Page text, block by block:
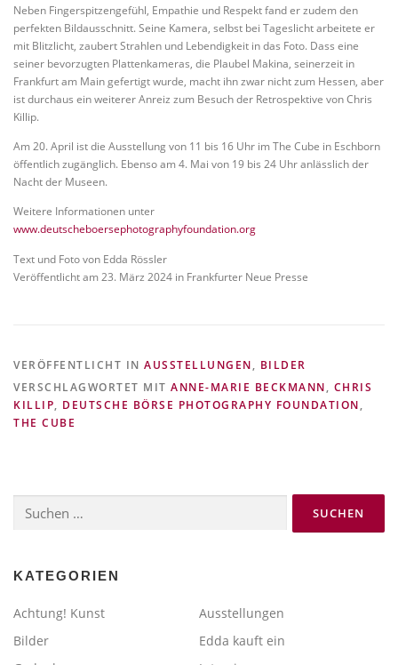
Neben Fingerspitzengefühl, Empathie und Respekt fand er zudem den
perfekten Bildausschnitt. Seine Kamera, selbst bei Tageslicht arbeitete er
mit Blitzlicht, zaubert Strahlen und Lebendigkeit in das Foto. Dass eine
seiner bevorzugten Plattenkameras, die Plaubel Makina, seinerzeit in
Frankfurt am Main gefertigt wurde, macht ihn zwar nicht zum Hessen, aber
ist durchaus ein weiterer Anreiz zum Besuch der Retrospektive von Chris
Killip.
Am 20. April ist die Ausstellung von 11 bis 16 Uhr im The Cube in Eschborn
öffentlich zugänglich. Ebenso am 4. Mai von 19 bis 24 Uhr anlässlich der
Nacht der Museen.
Weitere Informationen unter
www.deutscheboersephotographyfoundation.org
Text und Foto von Edda Rössler
Veröffentlicht am 23. März 2024 in Frankfurter Neue Presse
VERÖFFENTLICHT IN AUSSTELLUNGEN, BILDER
VERSCHLAGWORTET MIT ANNE-MARIE BECKMANN, CHRIS
KILLIP, DEUTSCHE BÖRSE PHOTOGRAPHY FOUNDATION,
THE CUBE
nach:
KATEGORIEN
Achtung! Kunst
Ausstellungen
Bilder
Edda kauft ein